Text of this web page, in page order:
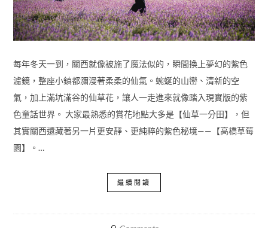
每年冬天一到，關西就像被施了魔法似的，瞬間換上夢幻的紫色
濾鏡，整座小鎮都瀰漫著柔柔的仙氣。蜿蜒的山巒、清新的空
氣，加上滿坑滿谷的仙草花，讓人一走進來就像踏入現實版的紫
色童話世界。 大家最熟悉的賞花地點大多是【仙草一分田】，但
其實關西還藏著另一片更安靜、更純粹的紫色秘境——【高橋草莓
園】。…
繼續閱讀